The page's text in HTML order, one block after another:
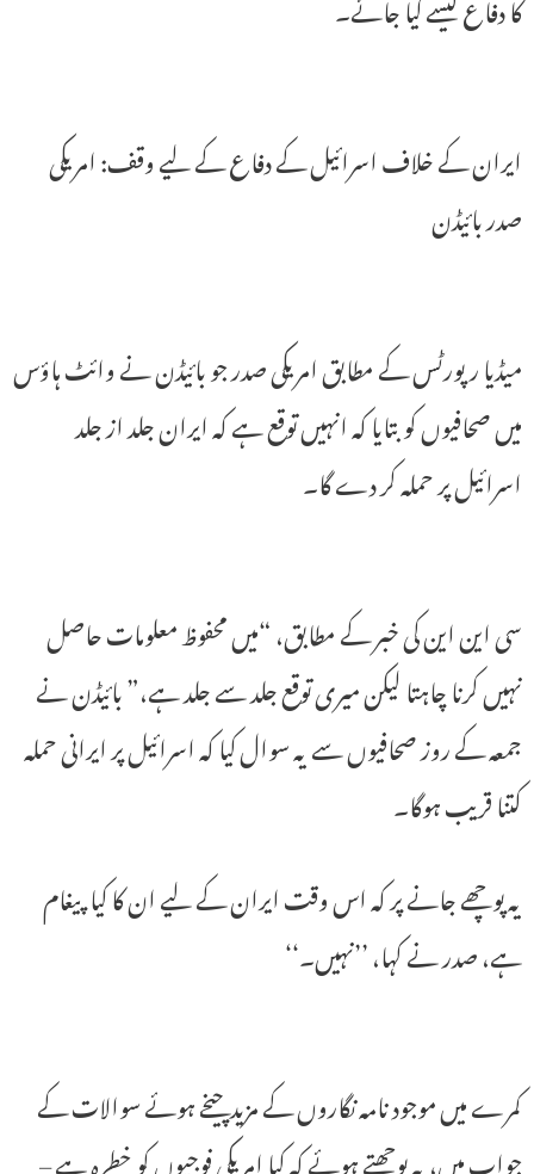
ایران کے خلاف اسرائیل کے دفاع کے لیے وقف: امریکی
صدر بائیڈن
میڈیا رپورٹس کے مطابق امریکی صدر جو بائیڈن نے وائٹ ہاؤس
میں صحافیوں کو بتایا کہ انہیں توقع ہے کہ ایران جلد از جلد
اسرائیل پر حملہ کر دے گا۔
سی این این کی خبر کے مطابق، “میں محفوظ معلومات حاصل
نہیں کرنا چاہتا لیکن میری توقع جلد سے جلد ہے،” بائیڈن نے
جمعہ کے روز صحافیوں سے یہ سوال کیا کہ اسرائیل پر ایرانی حملہ
کتنا قریب ہوگا۔
یہ پوچھے جانے پر کہ اس وقت ایران کے لیے ان کا کیا پیغام
ہے، صدر نے کہا، ’’نہیں۔‘‘
کمرے میں موجود نامہ نگاروں کے مزید چیخے ہوئے سوالات کے
جواب میں، یہ پوچھتے ہوئے کہ کیا امریکی فوجیوں کو خطرہ ہے –